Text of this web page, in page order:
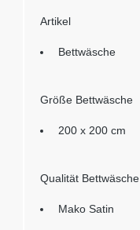
Artikel
Bettwäsche
Größe Bettwäsche
200 x 200 cm
Qualität Bettwäsche
Mako Satin